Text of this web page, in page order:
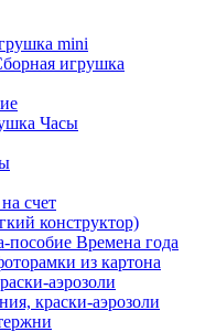
mini
игрушка
Часы
счет
конструктор)
пособие Времена года
из картона
аэрозоли
краски-аэрозоли